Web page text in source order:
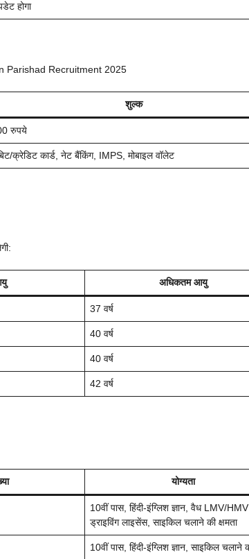
होगा
Parishad Recruitment 2025
शुल्क
रुपये
क्रेडिट कार्ड, नेट बैंकिंग, IMPS, मोबाइल वॉलेट
अधिकतम आयु
37 वर्ष
40 वर्ष
40 वर्ष
42 वर्ष
योग्यता
10वीं पास, हिंदी-इंग्लिश ज्ञान, वैध LMV/HMV
ड्राइविंग लाइसेंस, साइकिल चलाने की क्षमता
10वीं पास, हिंदी-इंग्लिश ज्ञान, साइकिल चलाने